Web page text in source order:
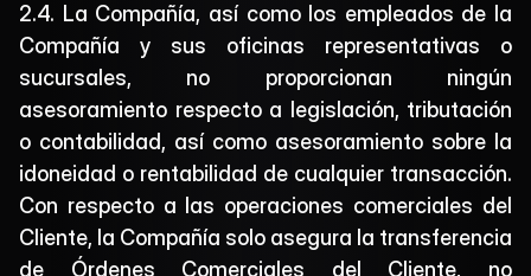
2.4. La Compañía, así como los empleados de la
Compañía y sus oficinas representativas o
sucursales, no proporcionan ningún
asesoramiento respecto a legislación, tributación
o contabilidad, así como asesoramiento sobre la
idoneidad o rentabilidad de cualquier transacción.
Con respecto a las operaciones comerciales del
Cliente, la Compañía solo asegura la transferencia
de Órdenes Comerciales del Cliente, no